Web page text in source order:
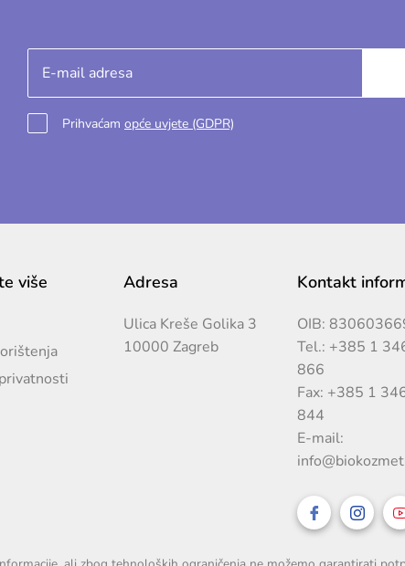
Prihvaćam opće uvjete (GDPR)
više Adresa
Ulica Kreše Golika 3
10000 Zagreb
Kontakt
OIB:
Tel.: +385 1
866
Fax: +385 1
844
E-mail: